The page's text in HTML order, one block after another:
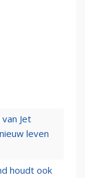
Jet
leven
houdt ook